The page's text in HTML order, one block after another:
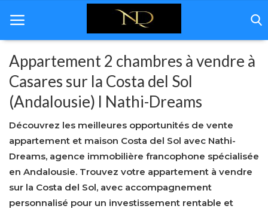
Home
Andalousie
Immobilière
Rénovation
Décoration
Appartement 2 chambres à vendre à
Casares sur la Costa del Sol
(Andalousie) l Nathi-Dreams
Découvrez les meilleures opportunités de vente
appartement et maison Costa del Sol avec Nathi-
Dreams, agence immobilière francophone spécialisée
en Andalousie. Trouvez votre appartement à vendre
sur la Costa del Sol, avec accompagnement
personnalisé pour un investissement rentable et